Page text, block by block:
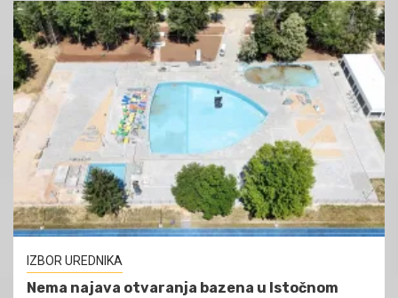
IZBOR UREDNIKA
Nema najava otvaranja bazena u Istočnom